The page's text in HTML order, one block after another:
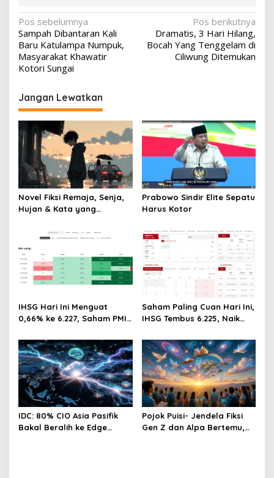
Navigasi
pos
Pos sebelumnya
Sampah Dibantaran Kali
Baru Katulampa Numpuk,
Masyarakat Khawatir
Kotori Sungai
Pos berikutnya
Dramatis, 3 Hari Hilang,
Bocah Yang Tenggelam di
Ciliwung Ditemukan
Jangan Lewatkan
Novel Fiksi Remaja, Senja,
Hujan & Kata yang
Prabowo Sindir Elite Sepatu
Harus Kotor
IHSG Hari Ini Menguat
0,66% ke 6.227, Saham PMII,
28%! Ini Daftar Saham
Paling Cuan & Volume
Tertinggi 31 Juli 2026
Saham Paling Cuan Hari Ini,
IHSG Tembus 6.225, Naik
Melonjak 3%, Saham DEWA
Pimpin Transaksi Rp300
Miliar
IDC: 80% CIO Asia Pasifik
Bakal Beralih ke Edge
Pojok Puisi- Jendela Fiksi
Gen Z dan Alpa Bertemu,